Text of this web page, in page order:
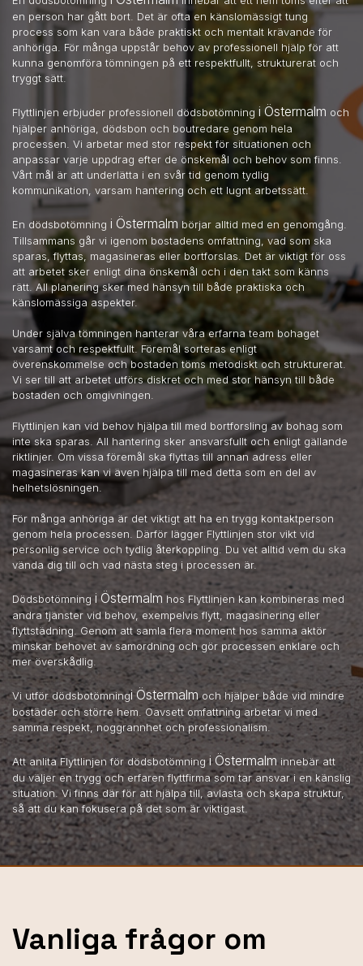
en person har gått bort. Det är ofta en känslomässigt tung
process som kan vara både praktiskt och mentalt krävande för
anhöriga. För många uppstår behov av professionell hjälp för att
kunna genomföra tömningen på ett respektfullt, strukturerat och
tryggt sätt.
Flyttlinjen erbjuder professionell dödsbotömning i Östermalm och
hjälper anhöriga, dödsbon och boutredare genom hela
processen. Vi arbetar med stor respekt för situationen och
anpassar varje uppdrag efter de önskemål och behov som finns.
Vårt mål är att underlätta i en svår tid genom tydlig
kommunikation, varsam hantering och ett lugnt arbetssätt.
En dödsbotömning i Östermalm börjar alltid med en genomgång.
Tillsammans går vi igenom bostadens omfattning, vad som ska
sparas, flyttas, magasineras eller bortforslas. Det är viktigt för oss
att arbetet sker enligt dina önskemål och i den takt som känns
rätt. All planering sker med hänsyn till både praktiska och
känslomässiga aspekter.
Under själva tömningen hanterar våra erfarna team bohaget
varsamt och respektfullt. Föremål sorteras enligt
överenskommelse och bostaden töms metodiskt och strukturerat.
Vi ser till att arbetet utförs diskret och med stor hänsyn till både
bostaden och omgivningen.
Flyttlinjen kan vid behov hjälpa till med bortforsling av bohag som
inte ska sparas. All hantering sker ansvarsfullt och enligt gällande
riktlinjer. Om vissa föremål ska flyttas till annan adress eller
magasineras kan vi även hjälpa till med detta som en del av
helhetslösningen.
För många anhöriga är det viktigt att ha en trygg kontaktperson
genom hela processen. Därför lägger Flyttlinjen stor vikt vid
personlig service och tydlig återkoppling. Du vet alltid vem du ska
vända dig till och vad nästa steg i processen är.
Dödsbotömning i Östermalmhos Flyttlinjen kan kombineras med
andra tjänster vid behov, exempelvis flytt, magasinering eller
flyttstädning. Genom att samla flera moment hos samma aktör
minskar behovet av samordning och gör processen enklare och
mer överskådlig.
Vi utför dödsbotömningi Östermalmoch hjälper både vid mindre
bostäder och större hem. Oavsett omfattning arbetar vi med
samma respekt, noggrannhet och professionalism.
Att anlita Flyttlinjen för dödsbotömningi Östermalminnebär att
du väljer en trygg och erfaren flyttfirma som tar ansvar i en känslig
situation. Vi finns där för att hjälpa till, avlasta och skapa struktur,
så att du kan fokusera på det som är viktigast.
Vanliga frågor om